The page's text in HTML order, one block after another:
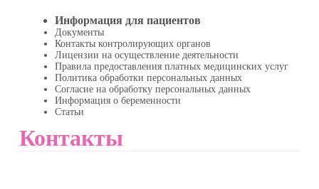
Информация для пациентов
Документы
Контакты контролирующих органов
Лицензии на осуществление деятельности
Правила предоставления платных медицинских услуг
Политика обработки персональных данных
Согласие на обработку персональных данных
Информация о беременности
Статьи
Контакты